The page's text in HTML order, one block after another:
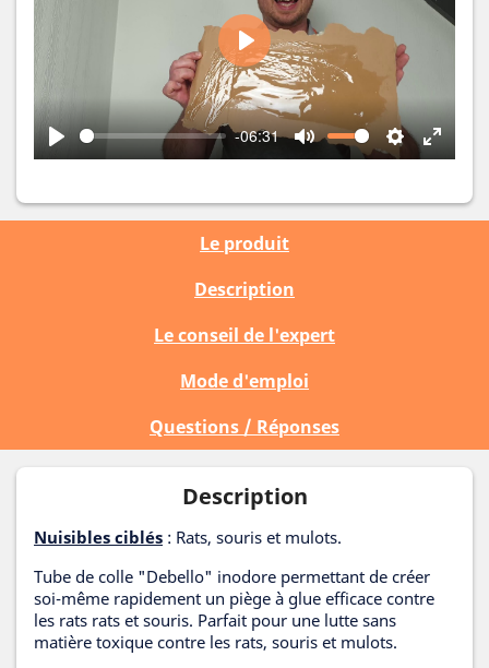
Play
-06:31
Mute Settings
Enter
Play
Le produit
Description
Le conseil de l'expert
Mode d'emploi
Questions / Réponses
Description
Nuisibles ciblés : Rats, souris et mulots.
Tube de colle "Debello" inodore permettant de créer
soi-même rapidement un piège à glue efficace contre
les rats rats et souris. Parfait pour une lutte sans
matière toxique contre les rats, souris et mulots.